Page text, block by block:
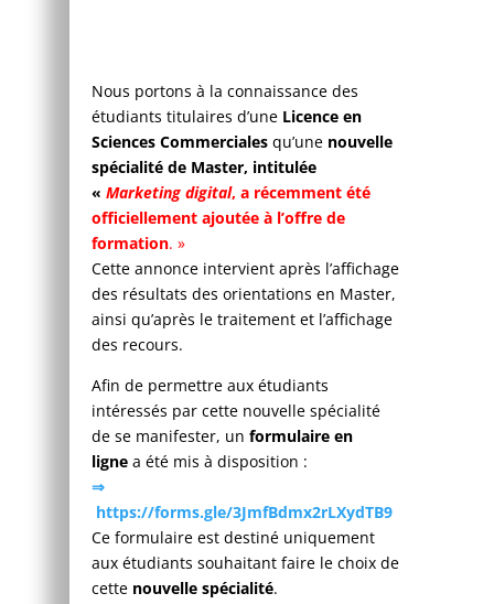
Nous portons à la connaissance des
étudiants titulaires d’une Licence en
Sciences Commerciales qu’une nouvelle
spécialité de Master, intitulée
« Marketing digital, a récemment été
officiellement ajoutée à l’offre de
formation. »
Cette annonce intervient après l’affichage
des résultats des orientations en Master,
ainsi qu’après le traitement et l’affichage
des recours.
Afin de permettre aux étudiants
intéressés par cette nouvelle spécialité
de se manifester, un formulaire en
ligne a été mis à disposition :
⇒
https://forms.gle/3JmfBdmx2rLXydTB9
Ce formulaire est destiné uniquement
aux étudiants souhaitant faire le choix de
cette nouvelle spécialité.